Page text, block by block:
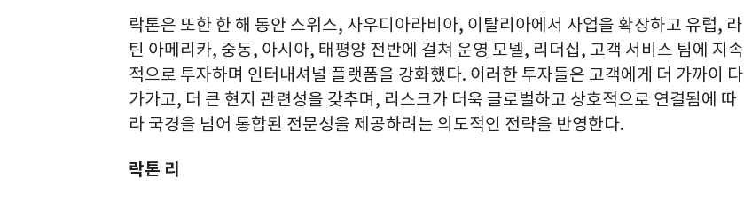
락톤은 또한 한 해 동안 스위스, 사우디아라비아, 이탈리아에서 사업을 확장하고 유럽, 라
틴 아메리카, 중동, 아시아, 태평양 전반에 걸쳐 운영 모델, 리더십, 고객 서비스 팀에 지속
적으로 투자하며 인터내셔널 플랫폼을 강화했다. 이러한 투자들은 고객에게 더 가까이 다
가가고, 더 큰 현지 관련성을 갖추며, 리스크가 더욱 글로벌하고 상호적으로 연결됨에 따
라 국경을 넘어 통합된 전문성을 제공하려는 의도적인 전략을 반영한다.
락톤 리